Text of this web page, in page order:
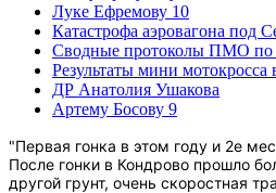
Луке Ефремову 10
Катастрофа аэровагона под
Сводные протоколы ПМО по
Результаты мини
ДР Анатолия Ушакова
Артему Босову 9
"Первая гонка в этом году и 2е
После гонки в Кондрово прошло
другой грунт, очень скоростная